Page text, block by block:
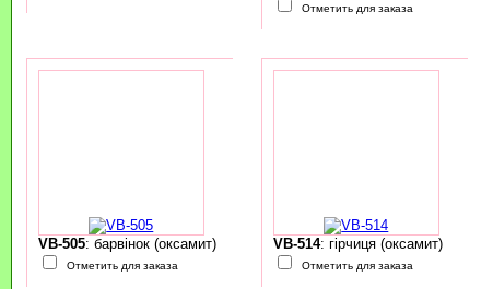
Отметить для заказа
VB-505: барвінок (оксамит)
Отметить для заказа
VB-514: гірчиця (оксамит)
Отметить для заказа